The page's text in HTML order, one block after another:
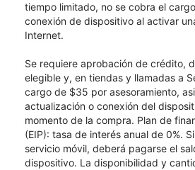
tiempo limitado, no se cobra el
conexión de dispositivo al activar
Internet.
Se requiere aprobación de crédito,
elegible y, en tiendas y llamadas a
cargo de $35 por asesoramiento,
actualización o conexión del
momento de la compra. Plan de
(EIP): tasa de interés anual de 0%.
servicio móvil, deberá pagarse el
dispositivo. La disponibilidad y